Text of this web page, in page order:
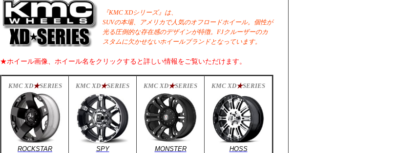
『KMC XDシリーズ』は、
SUVの本場、アメリカで人気のオフロードホイール。個性が
光る圧倒的な存在感のデザインが特徴。FJクルーザーのカ
スタムに欠かせないホイールブランドとなっています。
★ホイール画像、ホイール名をクリックすると詳しい情報をご覧いただけます。
KMC XD★SERIES
ROCKSTAR
KMC XD★SERIES
SPY
KMC XD★SERIES
MONSTER
KMC XD★SERIES
HOSS